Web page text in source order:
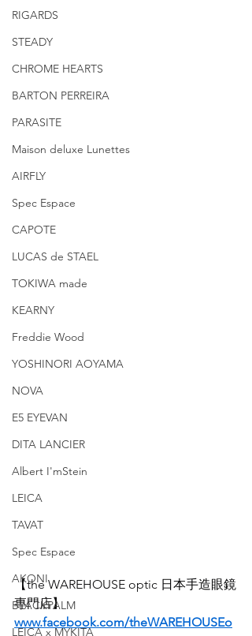
RIGARDS
STEADY
CHROME HEARTS
BARTON PERREIRA
PARASITE
Maison deluxe Lunettes
AIRFLY
Spec Espace
CAPOTE
LUCAS de STAEL
TOKIWA made
KEARNY
Freddie Wood
YOSHINORI AOYAMA
NOVA
E5 EYEVAN
DITA LANCIER
Albert I'mStein
LEICA
TAVAT
Spec Espace
AKONI
BLACKPALM
LEICA x MYKITA
【the WAREHOUSE optic 日本手造眼鏡
專門店】
www.facebook.com/theWAREHOUSEo